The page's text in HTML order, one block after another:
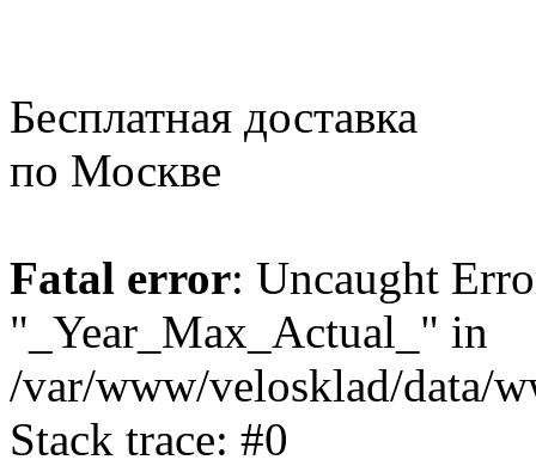
Бесплатная доставка
по Москве
Fatal error: Uncaught
"_Year_Max_Actual_" in
/var/www/velosklad/data/
Stack trace: #0